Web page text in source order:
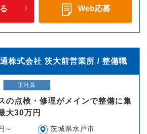
Web応募
株式会社 茨大前営業所 / 整備職
正社員
の点検・修理がメインで整備に集
大30万円
～
茨城県水戸市